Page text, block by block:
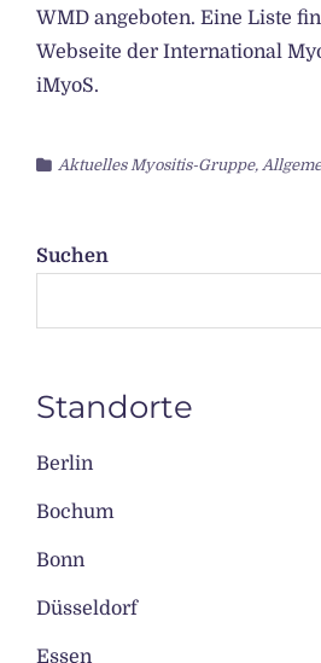
WMD angeboten. Eine Liste
Webseite der International
iMyoS.
Aktuelles Myositis-Gruppe,
Suchen
Standorte
Berlin
Bochum
Bonn
Düsseldorf
Essen